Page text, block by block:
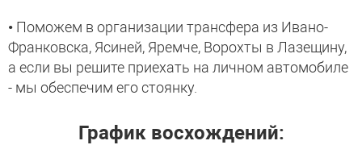
• Поможем в организации трансфера из Ивано-
Франковска, Ясиней, Яремче, Ворохты в Лазещину,
а если вы решите приехать на личном автомобиле
- мы обеспечим его стоянку.
График восхождений: